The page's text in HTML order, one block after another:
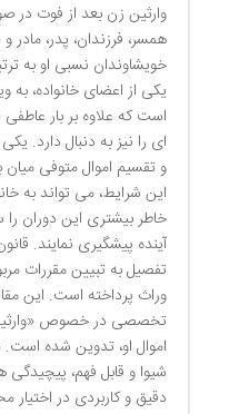
وارثین زن بعد از فوت در
همسر، فرزندان، پدر، مادر
خویشاوندان نسبی او به
یکی از اعضای خانواده، به
است که علاوه بر بار
ای را نیز به دنبال دارد.
و تقسیم اموال متوفی میان
این شرایط، می تواند به
خاطر بیشتری این دوران را
آینده پیشگیری نمایند.
تفصیل به تبیین مقررات
وراث پرداخته است. این
تخصصی در خصوص
اموال او، تدوین شده است.
شیوا و قابل فهم،
دقیق و کاربردی در اختیار مخاطبان قرار